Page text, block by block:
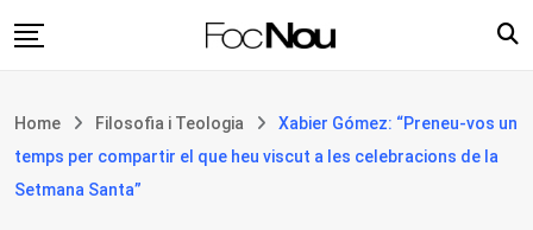
to
Filosofia i teologia
Cultura
Home Filosofia i Teologia
Xabier Gómez: “Preneu-vos un
temps per compartir el que heu viscut a les celebracions de la
Setmana Santa”